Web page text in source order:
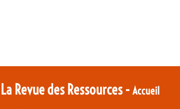
La Revue des Ressources -Accueil